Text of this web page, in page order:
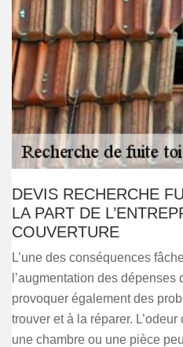
DEVIS RECHERCHE
LA PART DE
COUVERTURE
L’une des conséquences
l’augmentation des dépenses
provoquer également des
trouver et à la réparer.
une chambre ou une pièce